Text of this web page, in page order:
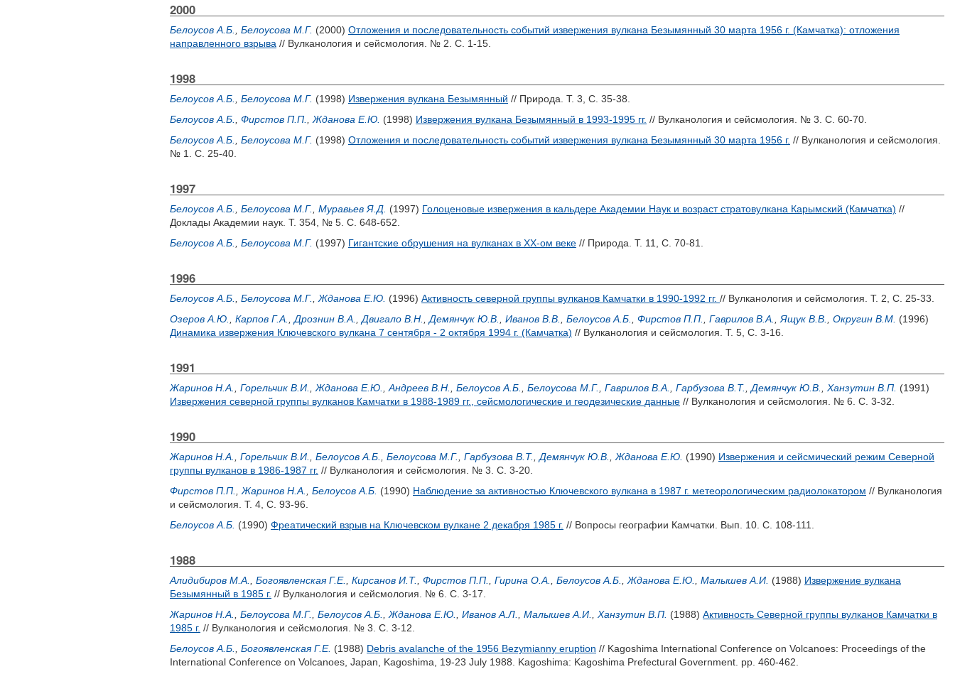
2000
Белоусов А.Б. Белоусова М.Г. (2000) Отложения и последовательность событий извержения вулкана Безымянный 30 марта 1956 г. (Камчатка): отложения
направленного взрыва // Вулканология и сейсмология. № 2. С. 1-15.
1998
Белоусов А.Б. Белоусова М.Г. (1998) Извержения вулкана Безымянный // Природа. Т. 3, С. 35-38.
Белоусов А.Б.
Фирстов П.П. Жданова Е.Ю. (1998) Извержения вулкана Безымянный в 1993-1995 гг. // Вулканология и сейсмология. № 3. С. 60-70.
Белоусов А.Б.
Белоусова М.Г. (1998) Отложения и последовательность событий извержения вулкана Безымянный 30 марта 1956 г. // Вулканология и сейсмология.
№ 1. С. 25-40.
1997
Белоусов А.Б. Белоусова М.Г. Муравьев Я.Д. (1997) Голоценовые извержения в кальдере Академии Наук и возраст стратовулкана Карымский (Камчатка) //
Доклады Академии наук. Т. 354, № 5. С. 648-652.
Белоусов А.Б.
Белоусова М.Г. (1997) Гигантские обрушения на вулканах в XX-ом веке // Природа. Т. 11, С. 70-81.
1996
Белоусов А.Б. Белоусова М.Г. Жданова Е.Ю. (1996) Активность северной группы вулканов Камчатки в 1990-1992 гг. // Вулканология и сейсмология. Т. 2, С. 25-33.
Озеров А.Ю.
Карпов Г.А. Дрознин В.А. Двигало В.Н. Демянчук Ю.В. Иванов В.В. Белоусов А.Б. Фирстов П.П. Гаврилов В.А. Ящук В.В. Округин В.М. (1996)
Динамика извержения Ключевского вулкана 7 сентября - 2 октября 1994 г. (Камчатка) // Вулканология и сейсмология. Т. 5, С. 3-16.
1991
Жаринов Н.А. Горельчик В.И. Жданова Е.Ю. Андреев В.Н. Белоусов А.Б. Белоусова М.Г. Гаврилов В.А. Гарбузова В.Т. Демянчук Ю.В. Ханзутин В.П. (1991)
Извержения северной группы вулканов Камчатки в 1988-1989 гг., сейсмологические и геодезические данные // Вулканология и сейсмология. № 6. С. 3-32.
1990
Жаринов Н.А. Горельчик В.И. Белоусов А.Б. Белоусова М.Г. Гарбузова В.Т. Демянчук Ю.В. Жданова Е.Ю. (1990) Извержения и сейсмический режим Северной
группы вулканов в 1986-1987 гг. // Вулканология и сейсмология. № 3. С. 3-20.
Фирстов П.П.
Жаринов Н.А. Белоусов А.Б. (1990) Наблюдение за активностью Ключевского вулкана в 1987 г. метеорологическим радиолокатором // Вулканология
и сейсмология. Т. 4, С. 93-96.
Белоусов А.Б. (1990) Фреатический взрыв на Ключевском вулкане 2 декабря 1985 г. // Вопросы географии Камчатки. Вып. 10. С. 108-111.
1988
Алидибиров М.А. Богоявленская Г.Е. Кирсанов И.Т. Фирстов П.П. Гирина О.А. Белоусов А.Б. Жданова Е.Ю. Малышев А.И. (1988) Извержение вулкана
Безымянный в 1985 г. // Вулканология и сейсмология. № 6. С. 3-17.
Жаринов Н.А.
Белоусова М.Г. Белоусов А.Б. Жданова Е.Ю. Иванов А.Л. Малышев А.И. Ханзутин В.П. (1988) Активность Северной группы вулканов Камчатки в
1985 г. // Вулканология и сейсмология. № 3. С. 3-12.
Белоусов А.Б.
Богоявленская Г.Е. (1988) Debris avalanche of the 1956 Bezymianny eruption // Kagoshima International Conference on Volcanoes: Proceedings of the
International Conference on Volcanoes, Japan, Kagoshima, 19-23 July 1988. Kagoshima: Kagoshima Prefectural Government. pp. 460-462.